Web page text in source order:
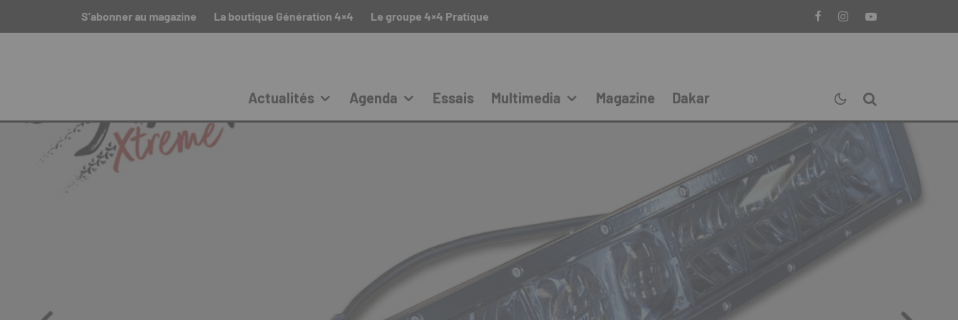
S’abonner au magazine La boutique Génération 4×4 Le groupe 4×4 Pratique
Actualités Agenda Essais Multimedia Magazine Dakar